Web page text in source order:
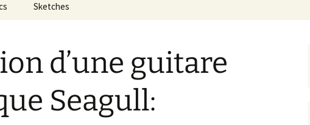
Sketches
d’une guitare
Seagull: